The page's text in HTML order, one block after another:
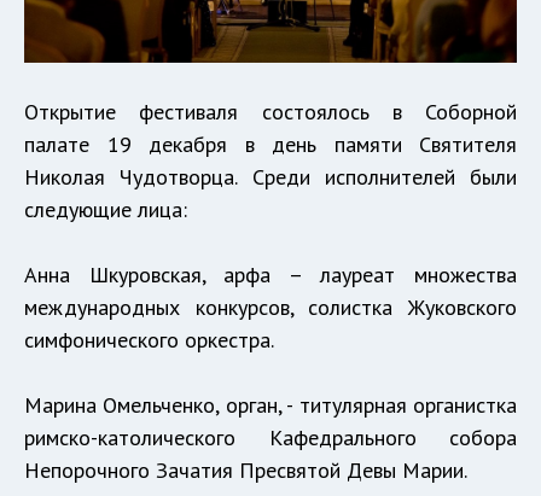
Открытие фестиваля состоялось в Соборной
палате 19 декабря в день памяти Святителя
Николая Чудотворца. Среди исполнителей были
следующие лица:
Анна Шкуровская, арфа – лауреат множества
международных конкурсов, солистка Жуковского
симфонического оркестра.
Марина Омельченко, орган, - титулярная органистка
римско-католического Кафедрального собора
Непорочного Зачатия Пресвятой Девы Марии.